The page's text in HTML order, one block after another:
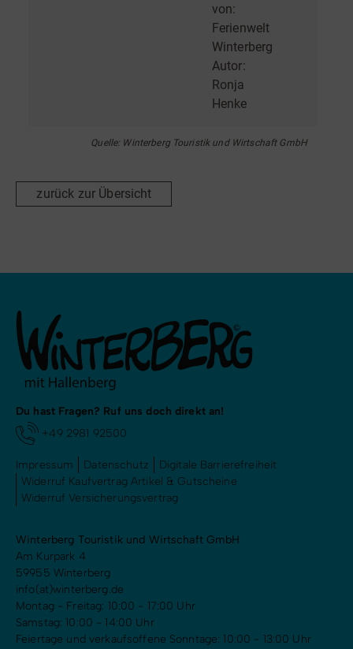
von:
Ferienwelt
Winterberg
Autor:
Ronja
Henke
Quelle: Winterberg Touristik und Wirtschaft GmbH
zurück zur Übersicht
Du hast Fragen? Ruf uns doch direkt an!
+49 2981 92500
Impressum Datenschutz
Digitale Barrierefreiheit
Widerruf Kaufvertrag Artikel & Gutscheine
Widerruf Versicherungsvertrag
Winterberg Touristik und Wirtschaft GmbH
Am Kurpark 4
59955 Winterberg
info(at)winterberg.de
Montag - Freitag: 10:00 - 17:00 Uhr
Samstag: 10:00 - 14:00 Uhr
Feiertage und verkaufsoffene Sonntage: 10:00 - 13:00 Uhr